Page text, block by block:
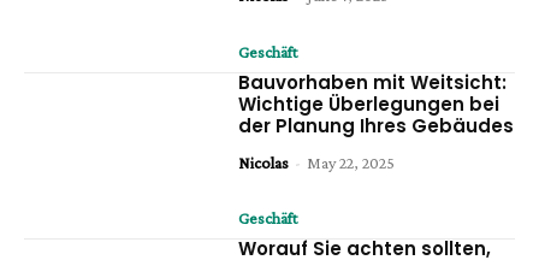
Geschäft
Bauvorhaben mit Weitsicht:
Wichtige Überlegungen bei
der Planung Ihres Gebäudes
Nicolas - May 22, 2025
Geschäft
Worauf Sie achten sollten,